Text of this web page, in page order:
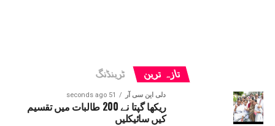
تازہ ترین ٹرینڈنگ
دلی این سی آر 51 seconds ago
ریکھا گپتا نے 200 طالبات میں تقسیم
کیں سائیکلیں